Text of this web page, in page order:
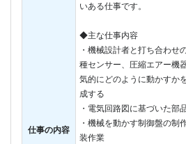
仕事の内容
いある仕事です。
◆主な仕事内容
・機械設計者と打ち合わせ
種センサー、圧縮エアー機
気的にどのように動かすか
成する
・電気回路図に基づいた部
・機械を動かす制御盤の制
装作業